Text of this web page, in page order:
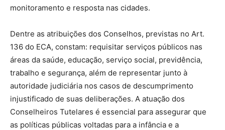
monitoramento e resposta nas cidades.
Dentre as atribuições dos Conselhos, previstas no Art.
136 do ECA, constam: requisitar serviços públicos nas
áreas da saúde, educação, serviço social, previdência,
trabalho e segurança, além de representar junto à
autoridade judiciária nos casos de descumprimento
injustificado de suas deliberações. A atuação dos
Conselheiros Tutelares é essencial para assegurar que
as políticas públicas voltadas para a infância e a